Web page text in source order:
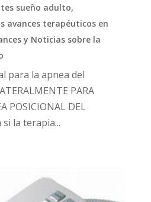
sueño adulto,
avances terapéuticos en
y Noticias sobre la
para la apnea del
PARA
POSICIONAL DEL
la terapia...